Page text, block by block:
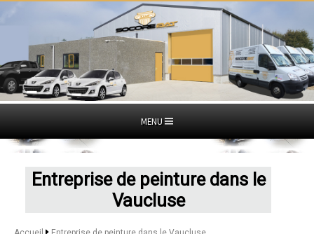
MENU
Entreprise de peinture dans le
Vaucluse